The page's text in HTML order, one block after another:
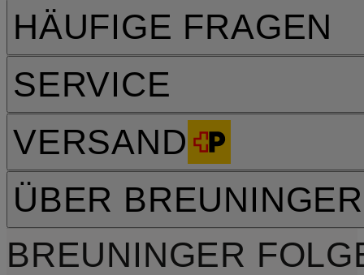
HÄUFIGE FRAGEN
SERVICE
VERSAND
ÜBER BREUNINGER
BREUNINGER